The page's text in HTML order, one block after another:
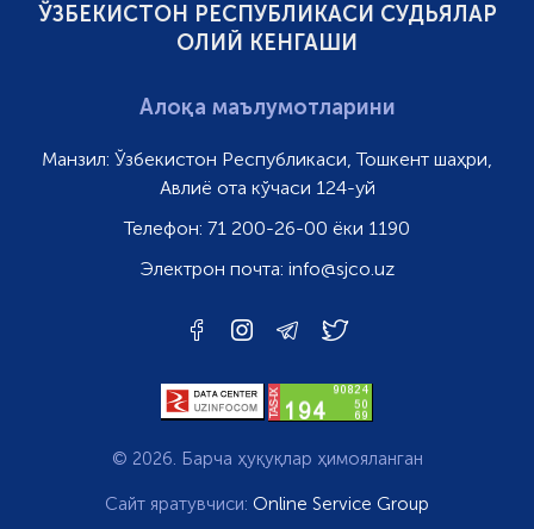
ЎЗБЕКИСТОН РЕСПУБЛИКАСИ СУДЬЯЛАР
ОЛИЙ КЕНГАШИ
Алоқа маълумотларини
Манзил: Ўзбекистон Республикаси, Тошкент шаҳри,
Авлиё ота кўчаси 124-уй
Телефон: 71 200-26-00 ёки 1190
Электрон почта: info@sjco.uz
© 2026. Барча ҳуқуқлар ҳимояланган
Сайт яратувчиси: Online Service Group